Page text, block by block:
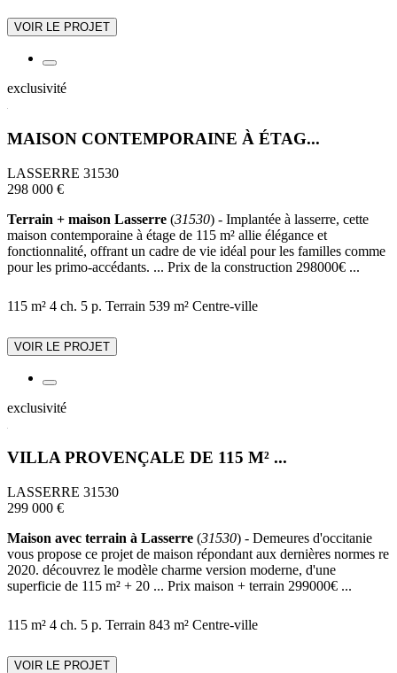
VOIR LE PROJET
exclusivité
MAISON CONTEMPORAINE À ÉTAG...
LASSERRE 31530
298 000 €
Terrain + maison Lasserre (31530) - Implantée à lasserre, cette
maison contemporaine à étage de 115 m² allie élégance et
fonctionnalité, offrant un cadre de vie idéal pour les familles comme
pour les primo-accédants. ... Prix de la construction 298000€ ...
115 m² 4 ch. 5 p. Terrain 539 m² Centre-ville
VOIR LE PROJET
exclusivité
VILLA PROVENÇALE DE 115 M² ...
LASSERRE 31530
299 000 €
Maison avec terrain à Lasserre (31530) - Demeures d'occitanie
vous propose ce projet de maison répondant aux dernières normes re
2020. découvrez le modèle charme version moderne, d'une
superficie de 115 m² + 20 ... Prix maison + terrain 299000€ ...
115 m² 4 ch. 5 p. Terrain 843 m² Centre-ville
VOIR LE PROJET